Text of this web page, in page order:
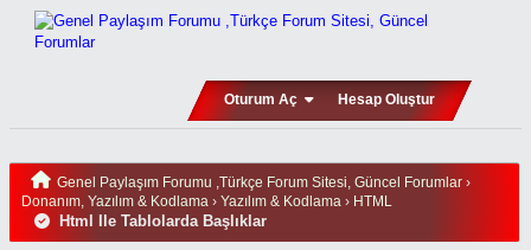
Oturum Aç Hesap Oluştur
Genel Paylaşım Forumu ,Türkçe Forum Sitesi, Güncel Forumlar ›
Donanım, Yazılım & Kodlama › Yazılım & Kodlama › HTML
Html Ile Tablolarda Başlıklar